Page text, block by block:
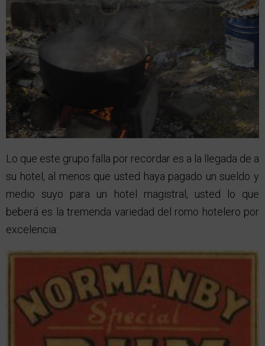
Lo que este grupo falla por recordar es a la llegada de a
su hotel, al menos que usted haya pagado un sueldo y
medio suyo para un hotel magistral, usted lo que
beberá es la tremenda variedad del romo hotelero por
excelencia: